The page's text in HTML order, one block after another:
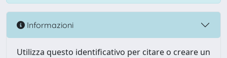
Informazioni
Utilizza questo identificativo per citare o creare un